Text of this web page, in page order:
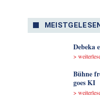
Debeka
>
Bühne
goes KI
>